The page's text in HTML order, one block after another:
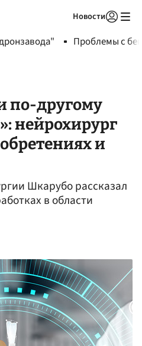
Новости
Проблемы с
по-другому
нейрохирург
и
Шкарубо рассказал
в области